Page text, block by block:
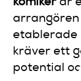
komikerär
arrangören
etablerade
kräver ett
potential